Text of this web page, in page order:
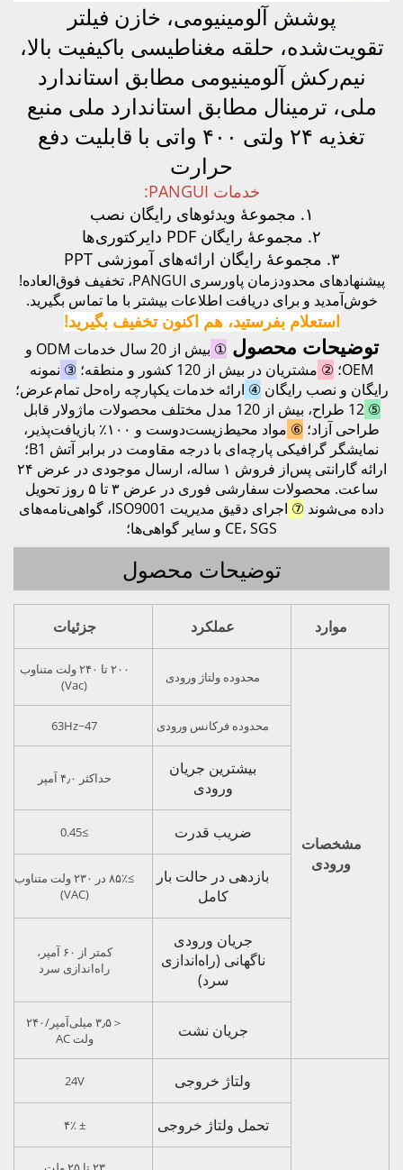
پوشش آلومینیومی، خازن فیلتر
تقویت‌شده، حلقه مغناطیسی باکیفیت بالا،
نیم‌رکش آلومینیومی مطابق استاندارد
ملی، ترمینال مطابق استاندارد ملی منبع
تغذیه ۲۴ ولتی ۴۰۰ واتی با قابلیت دفع
حرارت
خدمات PANGUI:
۱. مجموعهٔ ویدئوهای رایگان نصب
۲. مجموعهٔ رایگان PDF دایرکتوری‌ها
۳. مجموعهٔ رایگان ارائه‌های آموزشی PPT
پیشنهادهای محدود‌زمان پاورسری PANGUI، تخفیف فوق‌العاده!
خوش‌آمدید و برای دریافت اطلاعات بیشتر با ما تماس بگیرید.
استعلام بفرستید، هم اکنون تخفیف بگیرید!
توضیحات محصول①
بیش از 20 سال خدمات ODM و
OEM؛ ② مشتریان در بیش از 120 کشور و منطقه؛ ③ نمونه
رایگان و نصب رایگان④ ارائه خدمات یکپارچه راه‌حل تمام‌عرض؛
⑤
12 طراح، بیش از 120 مدل مختلف محصولات ماژولار قابل
طراحی آزاد؛ ⑥
مواد محیط‌زیست‌دوست و ۱۰۰٪ بازیافت‌پذیر،
نمایشگر گرافیکی پارچه‌ای با درجه مقاومت در برابر آتش B1؛
ارائه گارانتی پس‌از فروش ۱ ساله، ارسال موجودی در عرض ۲۴
ساعت. محصولات سفارشی فوری در عرض ۳ تا ۵ روز تحویل
داده می‌شوند ⑦
اجرای دقیق مدیریت ISO9001، گواهی‌نامه‌های
CE، SGS و سایر گواهی‌ها؛
توضیحات محصول
موارد عملکرد جزئیات
مشخصات
ورودی
محدوده ولتاژ ورودی
۲۰۰ تا ۲۴۰ ولت متناوب
(Vac)
محدوده فرکانس ورودی 47~63Hz
بیشترین جریان
ورودی
حداکثر ۴٫۰ آمپر
ضریب قدرت ≥0.45
بازدهی در حالت بار
کامل
≥۸۵٪ در ۲۳۰ ولت متناوب
(VAC)
جریان ورودی
ناگهانی (راه‌اندازی
سرد)
کمتر از ۶۰ آمپر،
راه‌اندازی سرد
جریان نشت
＜۳٫۵ میلی‌آمپر/۲۴۰
ولت AC
ولتاژ خروجی 24V
تحمل ولتاژ خروجی ± ۴٪